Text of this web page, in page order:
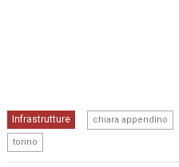
Infrastrutture chiara appendino
torino